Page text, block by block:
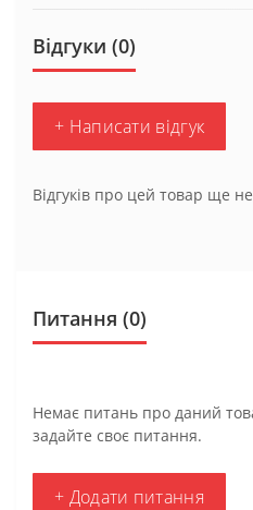
Відгуки (0)
+ Написати відгук
Відгуків про цей товар ще
Питання (0)
Немає питань про даний
задайте своє питання.
+ Додати питання